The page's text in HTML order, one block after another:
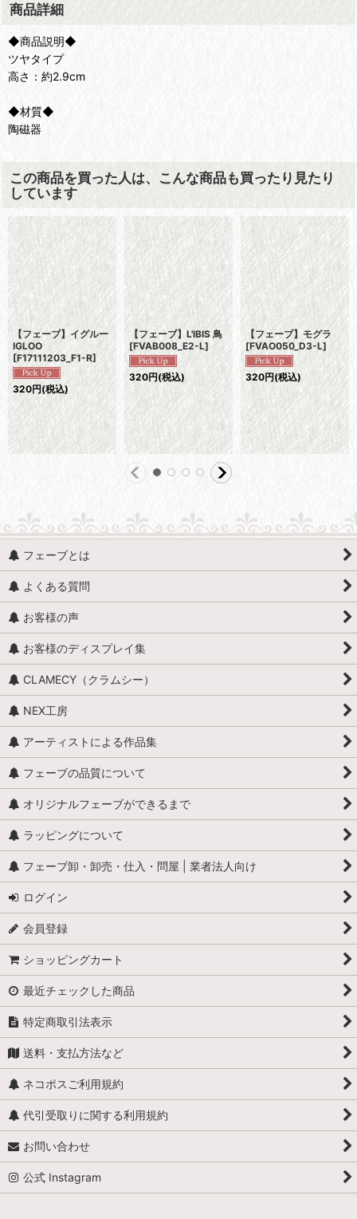
商品詳細
◆商品説明◆
ツヤタイプ
高さ：約2.9cm
◆材質◆
陶磁器
この商品を買った人は、こんな商品も買ったり見たり
しています
【フェーブ】イグルー
IGLOO
[F17111203_F1-R]
320円(税込)
【フェーブ】L'IBIS 鳥
[FVAB008_E2-L]
320円(税込)
【フェーブ】モグラ
[FVAO050_D3-L]
320円(税込)
フェーブとは
よくある質問
お客様の声
お客様のディスプレイ集
CLAMECY（クラムシー）
NEX工房
アーティストによる作品集
フェーブの品質について
オリジナルフェーブができるまで
ラッピングについて
フェーブ卸・卸売・仕入・問屋 | 業者法人向け
ログイン
会員登録
ショッピングカート
最近チェックした商品
特定商取引法表示
送料・支払方法など
ネコポスご利用規約
代引受取りに関する利用規約
お問い合わせ
公式 Instagram